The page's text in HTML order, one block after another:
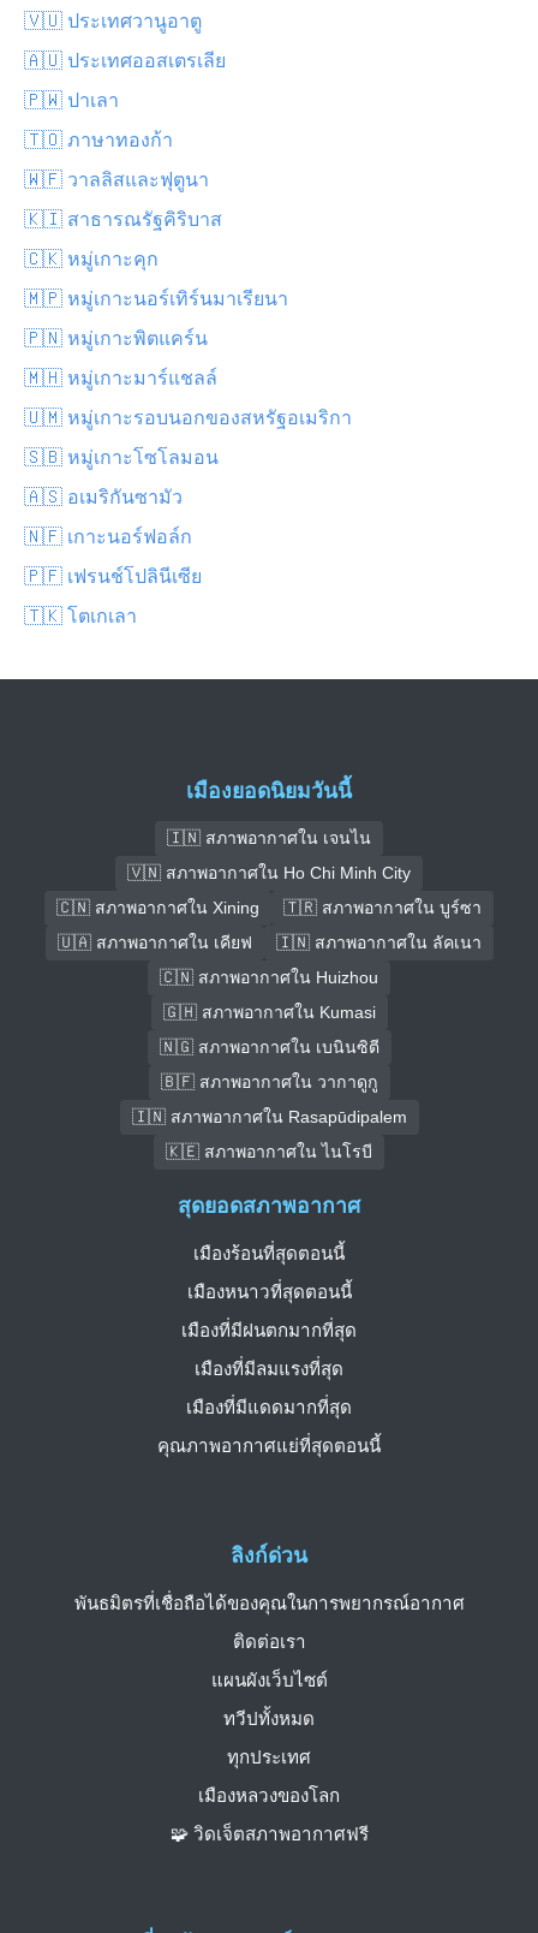
🇻🇺 ประเทศวานูอาตู
🇦🇺 ประเทศออสเตรเลีย
🇵🇼 ปาเลา
🇹🇴 ภาษาทองก้า
🇼🇫 วาลลิสและฟุตูนา
🇰🇮 สาธารณรัฐคิริบาส
🇨🇰 หมู่เกาะคุก
🇲🇵 หมู่เกาะนอร์เทิร์นมาเรียนา
🇵🇳 หมู่เกาะพิตแคร์น
🇲🇭 หมู่เกาะมาร์แชลล์
🇺🇲 หมู่เกาะรอบนอกของสหรัฐอเมริกา
🇸🇧 หมู่เกาะโซโลมอน
🇦🇸 อเมริกันซามัว
🇳🇫 เกาะนอร์ฟอล์ก
🇵🇫 เฟรนช์โปลินีเซีย
🇹🇰 โตเกเลา
เมืองยอดนิยมวันนี้
🇮🇳 สภาพอากาศใน เจนไน
🇻🇳 สภาพอากาศใน Ho Chi Minh City
🇨🇳 สภาพอากาศใน Xining
🇹🇷 สภาพอากาศใน บูร์ซา
🇺🇦 สภาพอากาศใน เคียฟ
🇮🇳 สภาพอากาศใน ลัคเนา
🇨🇳 สภาพอากาศใน Huizhou
🇬🇭 สภาพอากาศใน Kumasi
🇳🇬 สภาพอากาศใน เบนินซิตี
🇧🇫 สภาพอากาศใน วากาดูกู
🇮🇳 สภาพอากาศใน Rasapūdipalem
🇰🇪 สภาพอากาศใน ไนโรบี
ลิงก์ด่วน
พันธมิตรที่เชื่อถือได้ของคุณในการพยากรณ์อากาศ
ติดต่อเรา
แผนผังเว็บไซต์
ทวีปทั้งหมด
ทุกประเทศ
เมืองหลวงของโลก
🧩 วิดเจ็ตสภาพอากาศฟรี
สุดยอดสภาพอากาศ
เมืองร้อนที่สุดตอนนี้
เมืองหนาวที่สุดตอนนี้
เมืองที่มีฝนตกมากที่สุด
เมืองที่มีลมแรงที่สุด
เมืองที่มีแดดมากที่สุด
คุณภาพอากาศแย่ที่สุดตอนนี้